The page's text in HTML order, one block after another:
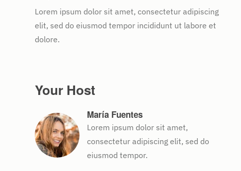
Lorem ipsum dolor sit amet, consectetur adipiscing
elit, sed do eiusmod tempor incididunt ut labore et
dolore.
Your Host
María Fuentes
Lorem ipsum dolor sit amet,
consectetur adipiscing elit, sed do
eiusmod tempor.